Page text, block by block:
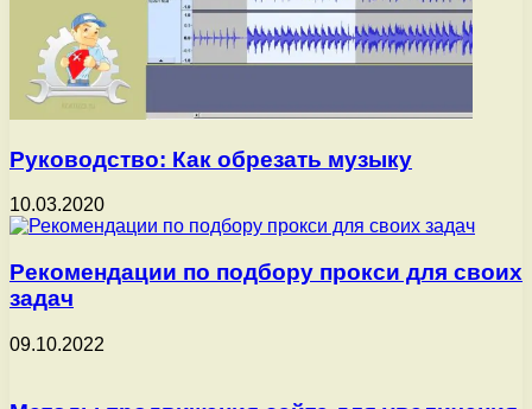
Руководство: Как обрезать музыку
10.03.2020
Рекомендации по подбору прокси для своих
задач
09.10.2022